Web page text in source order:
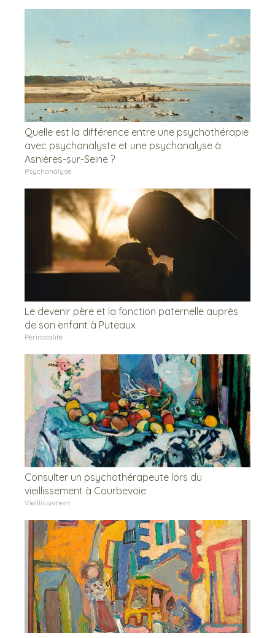
Quelle est la différence entre une psychothérapie
avec psychanalyste et une psychanalyse à
Asnières-sur-Seine ?
Psychanalyse
Le devenir père et la fonction paternelle auprès
de son enfant à Puteaux
Périnatalité
Consulter un psychothérapeute lors du
vieillissement à Courbevoie
Vieillissement